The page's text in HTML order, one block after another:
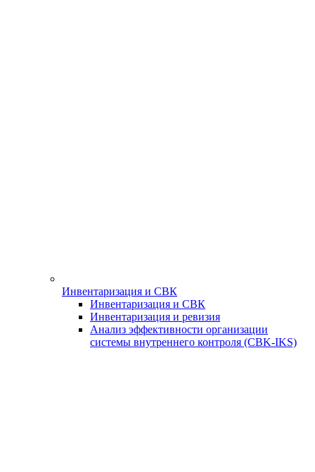
Инвентаризация и СВК
Инвентаризация и СВК
Инвентаризация и ревизия
Анализ эффективности организации
системы внутреннего контроля (СBK-IKS)